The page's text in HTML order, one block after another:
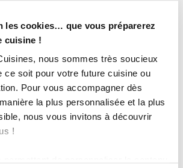
les cookies… que vous préparerez
cuisine !
nous sommes très soucieux
ce soit pour votre future cuisine ou
Pour vous accompagner dès
la plus personnalisée et la plus
nous vous invitons à découvrir
!
:
Feugerolles (42)
Cuisines à Saint Étienne – Firminy (42)
votre cuisiniste